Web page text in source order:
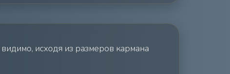
исходя из размеров кармана